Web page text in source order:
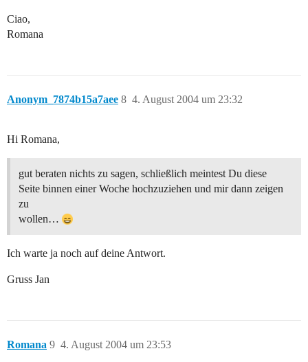
Ciao,
Romana
Anonym_7874b15a7aee 4. August 2004 um 23:32
8
Hi Romana,
gut beraten nichts zu sagen, schließlich meintest Du diese
Seite binnen einer Woche hochzuziehen und mir dann zeigen
zu
wollen…
Ich warte ja noch auf deine Antwort.
Gruss Jan
Romana 4. August 2004 um 23:53
9